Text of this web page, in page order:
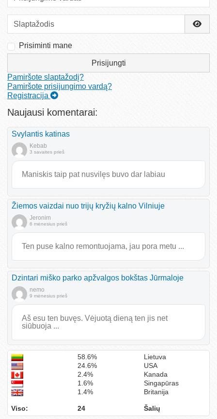
Slaptažodis
Prisiminti mane
Prisijungti
Pamiršote slaptažodį?
Pamiršote prisijungimo vardą?
Registracija
Naujausi komentarai:
Svylantis katinas
Kebab
3 savaites prieš
Maniskis taip pat nusvilęs buvo dar labiau
Žiemos vaizdai nuo trijų kryžių kalno Vilniuje
Jeronim
6 mėnesius prieš
Ten puse kalno remontuojama, jau pora metu ...
Dzintari miško parko apžvalgos bokštas Jūrmaloje
nemo
9 mėnesius prieš
Aš esu ten buvęs. Vėjuotą dieną ten jis net
siūbuoja ...
58.6%
Lietuva
24.6%
USA
2.4%
Kanada
1.6%
Singapūras
1.4%
Britanija
Viso: 24 Šalių